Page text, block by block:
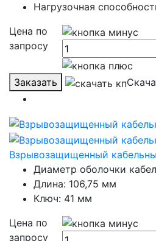
Нагрузочная
Цена по
запросу
Заказать
Взрывозащищенный
Диаметр оболочки
Длина: 106,75 мм
Ключ: 41 мм
Цена по
запросу